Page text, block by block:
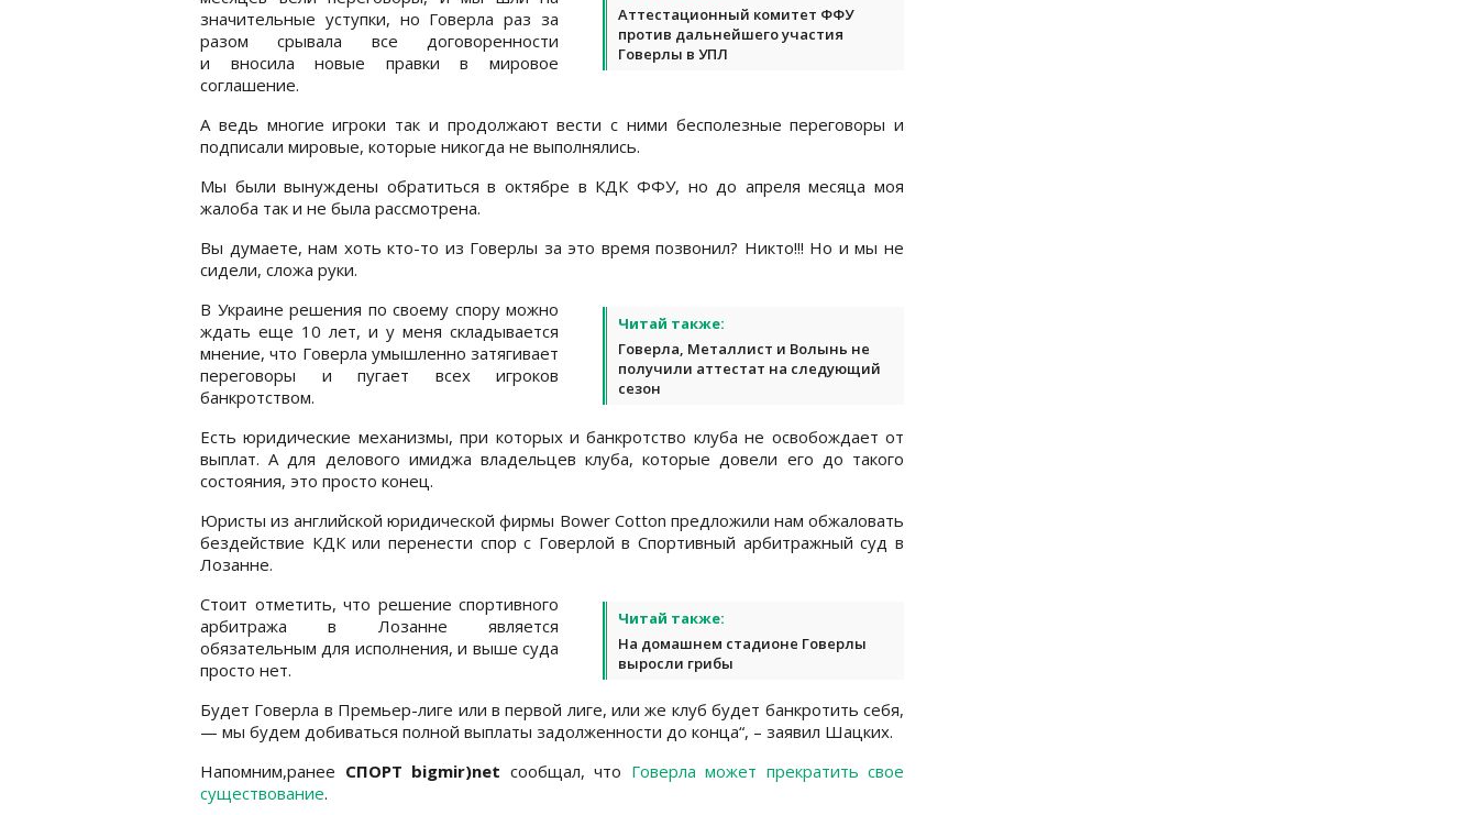
Аттестационный комитет ФФУ
против дальнейшего участия
Говерлы в УПЛ
значительные уступки, но Говерла раз за
разом срывала все договоренности
и вносила новые правки в мировое
соглашение.
А ведь многие игроки так и продолжают вести с ними бесполезные переговоры и
подписали мировые, которые никогда не выполнялись.
Мы были вынуждены обратиться в октябре в КДК ФФУ, но до апреля месяца моя
жалоба так и не была рассмотрена.
Вы думаете, нам хоть кто-то из Говерлы за это время позвонил? Никто!!! Но и мы не
сидели, сложа руки.
Читай также:
Говерла, Металлист и Волынь не
получили аттестат на следующий
сезон
В Украине решения по своему спору можно
ждать еще 10 лет, и у меня складывается
мнение, что Говерла умышленно затягивает
переговоры и пугает всех игроков
банкротством.
Есть юридические механизмы, при которых и банкротство клуба не освобождает от
выплат. А для делового имиджа владельцев клуба, которые довели его до такого
состояния, это просто конец.
Юристы из английской юридической фирмы Bower Cotton предложили нам обжаловать
бездействие КДК или перенести спор с Говерлой в Спортивный арбитражный суд в
Лозанне.
Читай также:
На домашнем стадионе Говерлы
выросли грибы
Стоит отметить, что решение спортивного
арбитража в Лозанне является
обязательным для исполнения, и выше суда
просто нет.
Будет Говерла в Премьер-лиге или в первой лиге, или же клуб будет банкротить себя,
— мы будем добиваться полной выплаты задолженности до конца“, – заявил Шацких.
Напомним,ранее СПОРТ bigmir)net сообщал, что Говерла может прекратить свое
существование.